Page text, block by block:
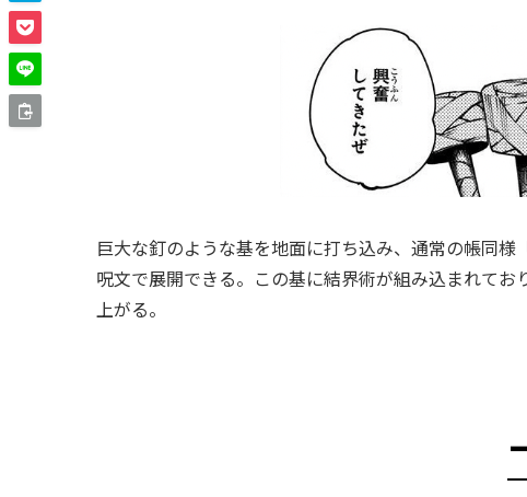
巨大な釘のような基を地面に打ち込み、通常の帳同
呪文で展開できる。この基に結界術が組み込まれて
上がる。